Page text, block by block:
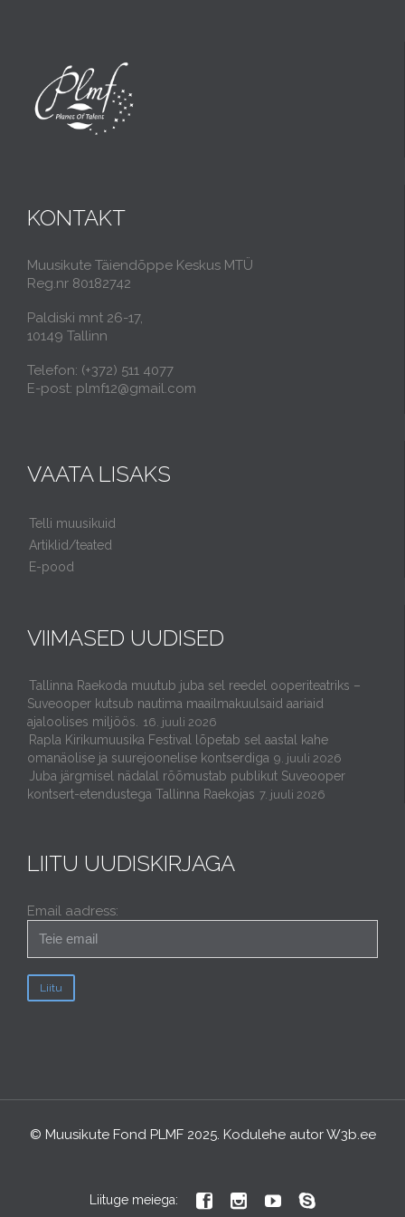
KONTAKT
Muusikute Täiendõppe Keskus MTÜ
Reg.nr 80182742
Paldiski mnt 26-17,
10149 Tallinn
Telefon: (+372) 511 4077
E-post: plmf12@gmail.com
VAATA LISAKS
Telli muusikuid
Artiklid/teated
E-pood
VIIMASED UUDISED
Tallinna Raekoda muutub juba sel reedel ooperiteatriks –
Suveooper kutsub nautima maailmakuulsaid aariaid
ajaloolises miljöös.
16. juuli 2026
Rapla Kirikumuusika Festival lõpetab sel aastal kahe
omanäolise ja suurejoonelise kontserdiga 9. juuli 2026
Juba järgmisel nädalal rõõmustab publikut Suveooper
kontsert-etendustega Tallinna Raekojas 7. juuli 2026
LIITU UUDISKIRJAGA
Email aadress:
© Muusikute Fond PLMF 2025. Kodulehe autorW3b.ee
Liituge meiega:    